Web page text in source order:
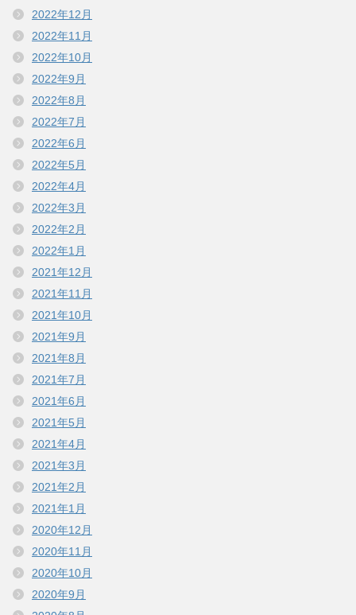
2022年12月
2022年11月
2022年10月
2022年9月
2022年8月
2022年7月
2022年6月
2022年5月
2022年4月
2022年3月
2022年2月
2022年1月
2021年12月
2021年11月
2021年10月
2021年9月
2021年8月
2021年7月
2021年6月
2021年5月
2021年4月
2021年3月
2021年2月
2021年1月
2020年12月
2020年11月
2020年10月
2020年9月